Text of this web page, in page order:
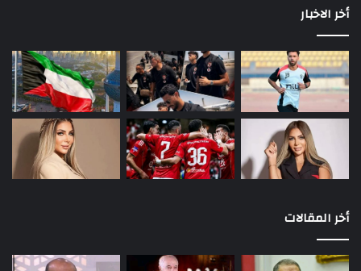
أخر الاخبار
أخر المقالات